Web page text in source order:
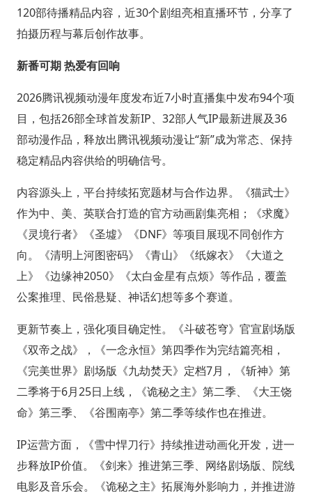
120部待播精品内容，近30个剧组亮相直播环节，分享了
拍摄历程与幕后创作故事。
新番可期 热爱有回响
2026腾讯视频动漫年度发布近7小时直播集中发布94个项
目，包括26部全球首发新IP、32部人气IP最新进展及36
部动漫作品，释放出腾讯视频动漫让“新”成为常态、保持
稳定精品内容供给的明确信号。
内容源头上，平台持续拓宽题材与合作边界。《猫武士》
作为中、美、英联合打造的官方动画剧集亮相；《求魔》
《灵境行者》《圣墟》《DNF》等项目展现不同创作方
向。《清明上河图密码》《青山》《纸嫁衣》《大道之
上》《边缘神2050》《太白金星有点烦》等作品，覆盖
公案推理、民俗悬疑、神话幻想等多个赛道。
更新节奏上，强化项目确定性。《斗破苍穹》官宣剧场版
《双帝之战》，《一念永恒》第四季作为完结篇亮相，
《完美世界》剧场版《九劫焚天》定档7月，《斩神》第
二季将于6月25日上线，《诡秘之主》第二季、《大王饶
命》第三季、《谷围南亭》第二季等续作也在推进。
IP运营方面，《雪中悍刀行》持续推进动画化开发，进一
步释放IP价值。《剑来》推进第三季、网络剧场版、院线
电影及音乐会。《诡秘之主》拓展海外影响力，并推进游